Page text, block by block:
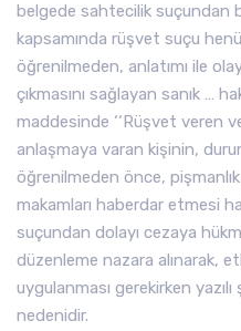
belgede sahtecilik suçundan
kapsamında rüşvet suçu
öğrenilmeden, anlatımı ile
çıkmasını sağlayan sanık …
maddesinde ‘‘Rüşvet veren
anlaşmaya varan kişinin,
öğrenilmeden önce,
makamları haberdar etmesi
suçundan dolayı cezaya
düzenleme nazara alınarak,
uygulanması gerekirken
nedenidir.